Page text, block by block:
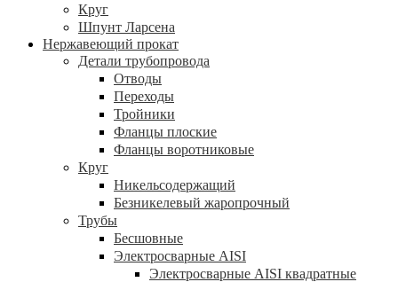
Круг
Шпунт Ларсена
Нержавеющий прокат
Детали трубопровода
Отводы
Переходы
Тройники
Фланцы плоские
Фланцы воротниковые
Круг
Никельсодержащий
Безникелевый жаропрочный
Трубы
Бесшовные
Электросварные AISI
Электросварные AISI квадратные